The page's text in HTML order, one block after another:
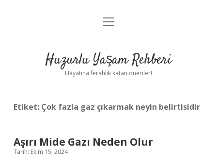
Anasayfa
Yasal Uyarı
menüyü
Huzurlu Yaşam Rehberi
Hayatına ferahlık katan öneriler!
Etiket: Çok fazla gaz çıkarmak neyin belirtisidir
Aşırı Mide Gazı Neden Olur
Tarih: Ekim 15, 2024